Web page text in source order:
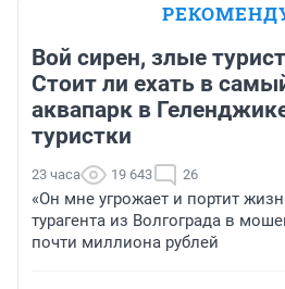
Вой сирен, злые
Стоит ли ехать в
аквапарк в
туристки
23 часа 19 643 26
«Он мне угрожает и портит
турагента из Волгограда в
почти миллиона рублей